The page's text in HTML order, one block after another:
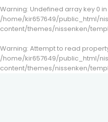
Warning: Undefined array key 0 in
/home/kir657649/public_html/
content/themes/nissenken/
Warning: Attempt to read
/home/kir657649/public_html/
content/themes/nissenken/